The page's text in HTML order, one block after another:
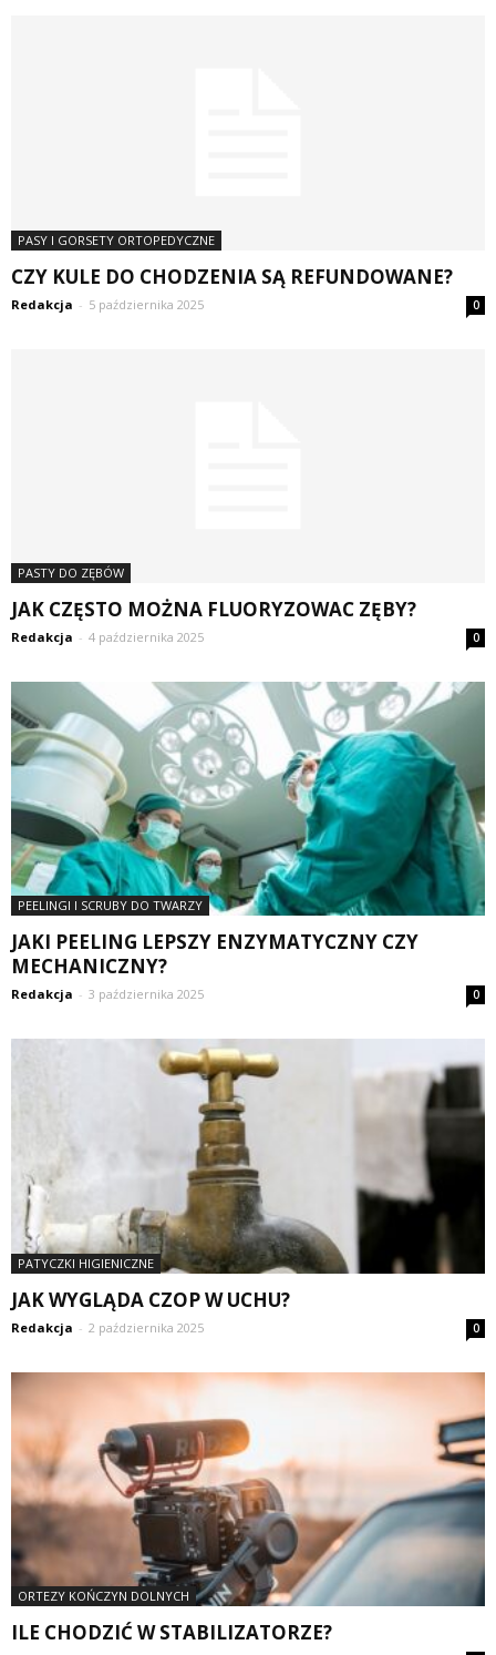
PASY I GORSETY ORTOPEDYCZNE
CZY KULE DO CHODZENIA SĄ REFUNDOWANE?
Redakcja - 5 października 2025 0
PASTY DO ZĘBÓW
JAK CZĘSTO MOŻNA FLUORYZOWAC ZĘBY?
Redakcja - 4 października 2025 0
PEELINGI I SCRUBY DO TWARZY
JAKI PEELING LEPSZY ENZYMATYCZNY CZY
MECHANICZNY?
Redakcja - 3 października 2025 0
PATYCZKI HIGIENICZNE
JAK WYGLĄDA CZOP W UCHU?
Redakcja - 2 października 2025 0
ORTEZY KOŃCZYN DOLNYCH
ILE CHODZIĆ W STABILIZATORZE?